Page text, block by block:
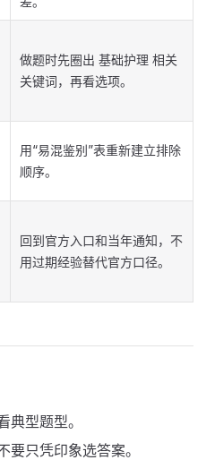
做题时先圈出 基础护理 相关
关键词，再看选项。
用“易混鉴别”表重新建立排除
顺序。
回到官方入口和当年通知，不
用过期经验替代官方口径。
典型题型。
要只凭印象选答案。